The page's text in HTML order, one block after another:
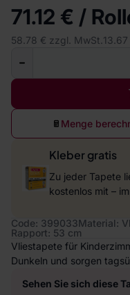
71.12 € /
58.78 € zzgl. MwSt.
Menge
Kleber gratis
Zu jeder Tapete
kostenlos mit –
Code: 399033Material:
Rapport: 53 cm
Vliestapete für
Dunkeln und sorgen
Sehen Sie sich diese